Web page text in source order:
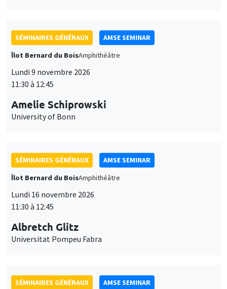
SÉMINAIRES GÉNÉRAUX
AMSE SEMINAR
Îlot Bernard du BoisAmphithéâtre
Lundi 9 novembre 2026
11:30 à 12:45
Amelie Schiprowski
University of Bonn
SÉMINAIRES GÉNÉRAUX
AMSE SEMINAR
Îlot Bernard du BoisAmphithéâtre
Lundi 16 novembre 2026
11:30 à 12:45
Albretch Glitz
Universitat Pompeu Fabra
SÉMINAIRES GÉNÉRAUX
AMSE SEMINAR